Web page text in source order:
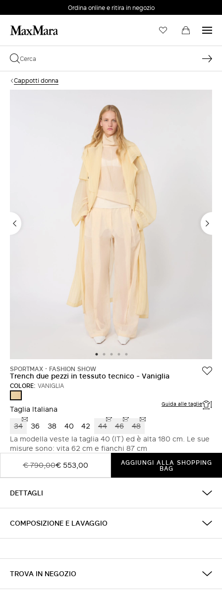
Ordina online e ritira in negozio
Cappotti donna
SPORTMAX FASHION SHOW
Trench due pezzi in tessuto tecnico - Vaniglia
COLORE: VANIGLIA
Taglia Italiana Guida alle taglie
34 36 38 40 42 44 46
48
La modella veste la taglia 40 (IT) ed è alta 180 cm. Le sue
misure sono: vita 62 cm e fianchi 87 cm
€ 790,00€ 553,00 AGGIUNGI ALLA SHOPPING
BAG
DETTAGLI
COMPOSIZIONE E LAVAGGIO
TROVA IN NEGOZIO
Password dimenticata?
ACCEDI
ACCEDI CON GOOGLE
ACCEDI CON FACEBOOK
Non hai un account?